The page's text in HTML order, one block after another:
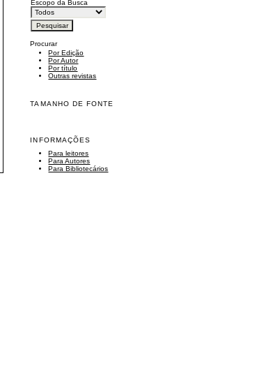
Escopo da Busca
Procurar
Por Edição
Por Autor
Por título
Outras revistas
TAMANHO DE FONTE
INFORMAÇÕES
Para leitores
Para Autores
Para Bibliotecários